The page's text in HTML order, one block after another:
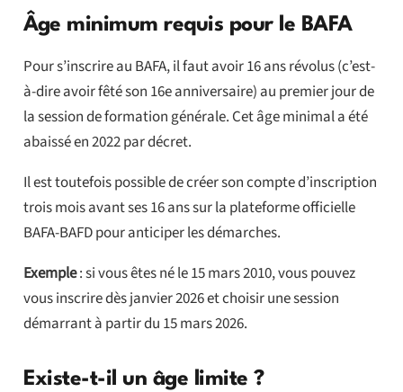
Âge minimum requis pour le BAFA
Pour s’inscrire au BAFA, il faut avoir 16 ans révolus (c’est-
à-dire avoir fêté son 16e anniversaire) au premier jour de
la session de formation générale. Cet âge minimal a été
abaissé en 2022 par décret.
Il est toutefois possible de créer son compte d’inscription
trois mois avant ses 16 ans sur la plateforme officielle
BAFA-BAFD pour anticiper les démarches.
Exemple: si vous êtes né le 15 mars 2010, vous pouvez
vous inscrire dès janvier 2026 et choisir une session
démarrant à partir du 15 mars 2026.
Existe-t-il un âge limite ?